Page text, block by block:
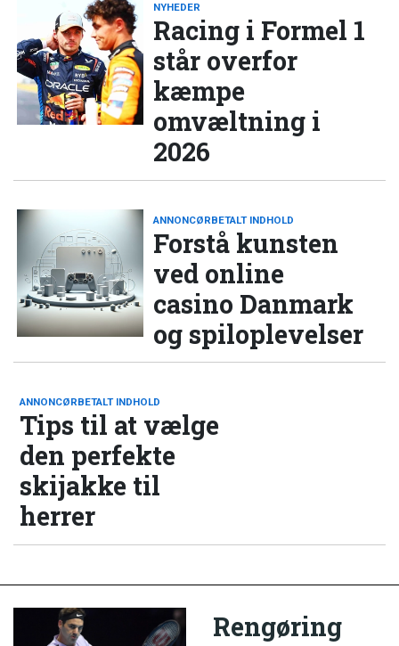
NYHEDER
Racing i Formel 1
står overfor
kæmpe
omvæltning i
2026
ANNONCØRBETALT INDHOLD
Forstå kunsten
ved online
casino Danmark
og spiloplevelser
ANNONCØRBETALT INDHOLD
Tips til at vælge
den perfekte
skijakke til
herrer
Rengøring